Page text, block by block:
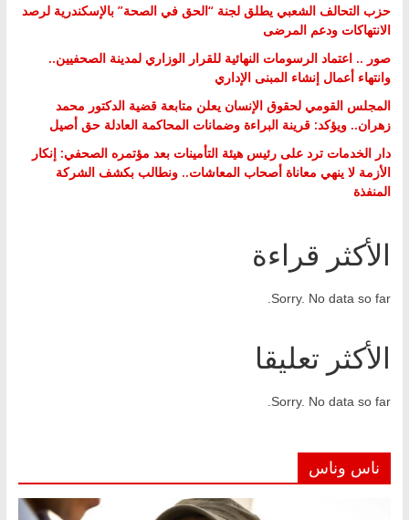
حزب التحالف الشعبي يطلق لجنة “الحق في الصحة” بالإسكندرية لرصد
الانتهاكات ودعم المرضى
صور .. اعتماد الرسومات النهائية للقرار الوزاري لمدينة الصحفيين..
وانتهاء أعمال إنشاء المبنى الإداري
المجلس القومي لحقوق الإنسان يعلن متابعة قضية الدكتور محمد
زهران.. ويؤكد: قرينة البراءة وضمانات المحاكمة العادلة حق أصيل
دار الخدمات ترد على رئيس هيئة التأمينات بعد مؤتمره الصحفي: إنكار
الأزمة لا ينهي معاناة أصحاب المعاشات.. ونطالب بكشف الشركة
المنفذة
الأكثر قراءة
Sorry. No data so far.
الأكثر تعليقا
Sorry. No data so far.
ناس وناس